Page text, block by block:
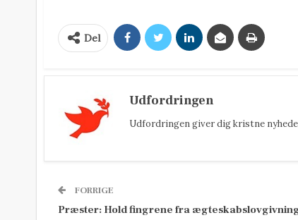
Del
Udfordringen
Udfordringen giver dig kristne
FORRIGE
Præster: Hold fingrene fra